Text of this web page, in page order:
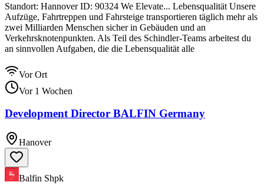
Standort: Hannover ID: 90324 We Elevate... Lebensqualität Unsere
Aufzüge, Fahrtreppen und Fahrsteige transportieren täglich mehr als
zwei Milliarden Menschen sicher in Gebäuden und an
Verkehrsknotenpunkten. Als Teil des Schindler-Teams arbeitest du
an sinnvollen Aufgaben, die die Lebensqualität alle
Vor Ort
Vor 1 Wochen
Development Director BALFIN Germany
Hanover
Balfin Shpk